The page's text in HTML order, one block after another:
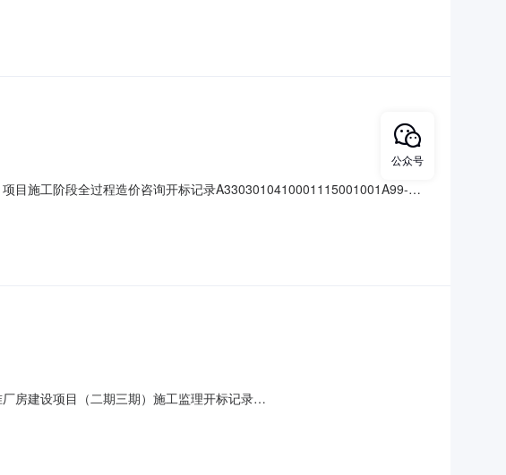
招标人:名称:乐清市交通水利
目施工阶段全过程造价咨询开标记录A3303010410001115001001A99-
集聚区
房建设项目（二期三期）施工监理开标记录
招标人:名称:乐清市象漳新材料有
公众号